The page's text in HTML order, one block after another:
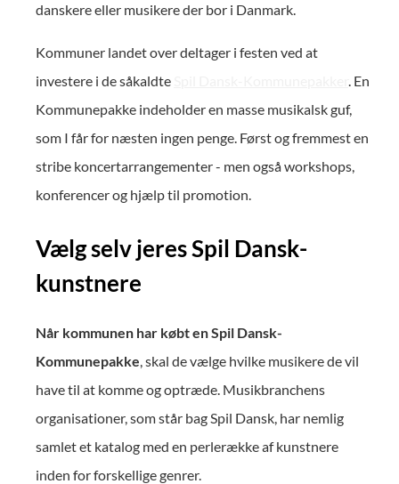
danskere eller musikere der bor i Danmark.
Kommuner landet over deltager i festen ved at
investere i de såkaldte
. En
Kommunepakke indeholder en masse musikalsk guf,
som I får for næsten ingen penge. Først og fremmest en
stribe koncertarrangementer - men også workshops,
konferencer og hjælp til promotion.
Vælg selv jeres Spil Dansk-
kunstnere
Når kommunen har købt en Spil Dansk-
Kommunepakke, skal de vælge hvilke musikere de vil
have til at komme og optræde. Musikbranchens
organisationer, som står bag Spil Dansk, har nemlig
samlet et katalog med en perlerække af kunstnere
inden for forskellige genrer.